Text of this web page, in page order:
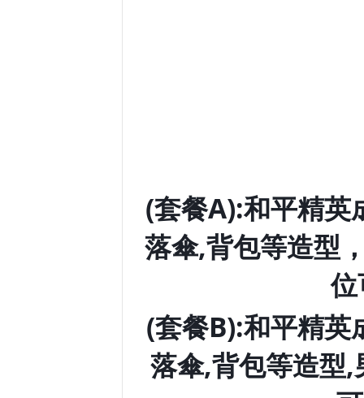
(套餐A):和平精英
落傘,背包等造型
(套餐B):和平精英
落傘,背包等造型